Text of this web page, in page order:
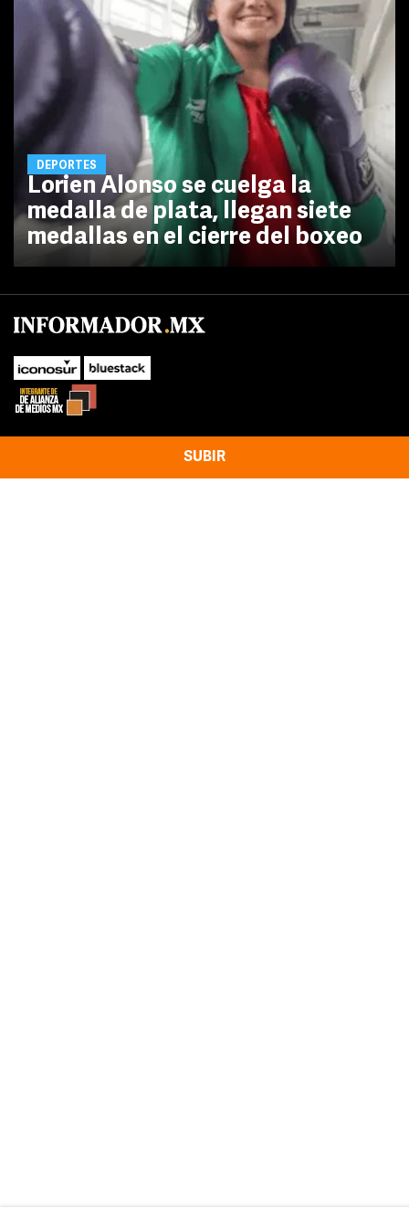
DEPORTES
Lorien Alonso se cuelga la
medalla de plata, llegan siete
medallas en el cierre del boxeo
SUBIR